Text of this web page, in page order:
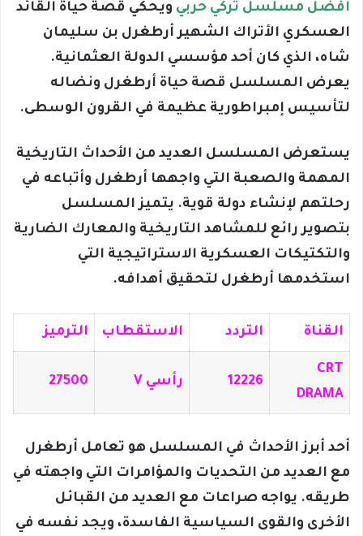
أفضل مسلسل تركي حربي ويحكي قصة حياة القائد
العسكري الأتراك الشهير أرطغرل بن سليمان
شاه، الذي كان أحد مؤسسي الدولة العثمانية.
يعرض المسلسل قصة حياة أرطغرل ونضاله
لتأسيس إمبراطورية عظيمة في القرون الوسطى.
يستعرض المسلسل العديد من الأحداث التاريخية
المهمة والصعبة التي واجهها أرطغرل وأتباعه في
رحلتهم لإنشاء دولة قوية. يتميز المسلسل
بتصوير رائع للمشاهد التاريخية والمعارك الضارية
والتكتيكات العسكرية الاستراتيجية التي
استخدمها أرطغرل لتحقيق أهدافه.
القناة التردد الاستقطاب الترميز
CRT
DRAMA
12226 رأسي V 27500
أحد أبرز الأحداث في المسلسل هو تعامل أرطغرل
مع العديد من التحديات والمؤامرات التي واجهته في
طريقه. يواجه صراعات مع العديد من القبائل
الأخرى والقوى السياسية الفاسدة، ويجد نفسه في